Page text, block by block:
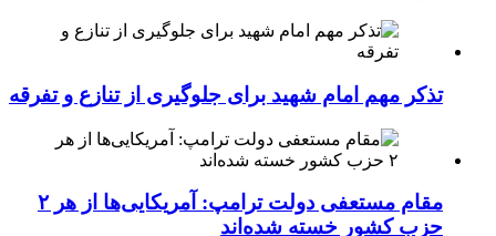
تذکر مهم امام شهید برای جلوگیری از تنازع و تفرقه
مقام مستعفی دولت ترامپ: آمریکایی‌ها از هر ۲
حزب کشور خسته شده‌اند